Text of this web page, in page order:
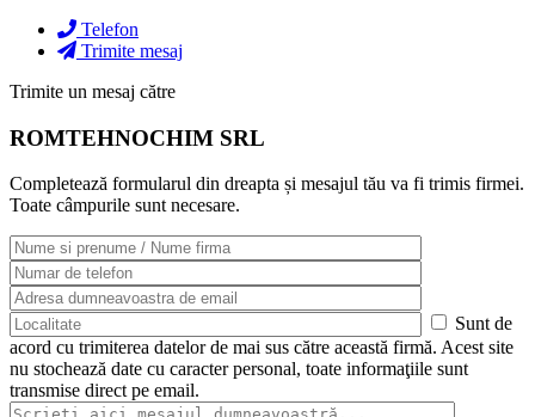
Telefon
Trimite mesaj
Trimite un mesaj către
ROMTEHNOCHIM SRL
Completează formularul din dreapta și mesajul tău va fi trimis firmei.
Toate câmpurile sunt necesare.
Sunt de
acord cu trimiterea datelor de mai sus către această firmă. Acest site
nu stochează date cu caracter personal, toate informaţiile sunt
transmise direct pe email.